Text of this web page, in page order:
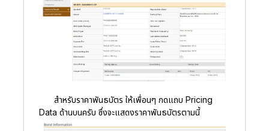
สำหรับราคาพันธบัตร ให้เพื่อนๆ กดแถบ Pricing
Data ด้านบนครับ ซึ่งจะแสดงราคาพันธบัตรตามนี้